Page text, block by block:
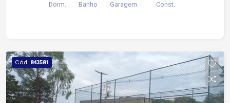
Dorm. Banho Garagem Const.
Cód. 843581